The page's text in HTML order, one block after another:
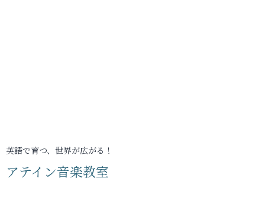
英語で育つ、世界が広がる！
アテイン音楽教室